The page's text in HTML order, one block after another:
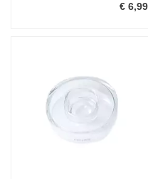
€ 6,99